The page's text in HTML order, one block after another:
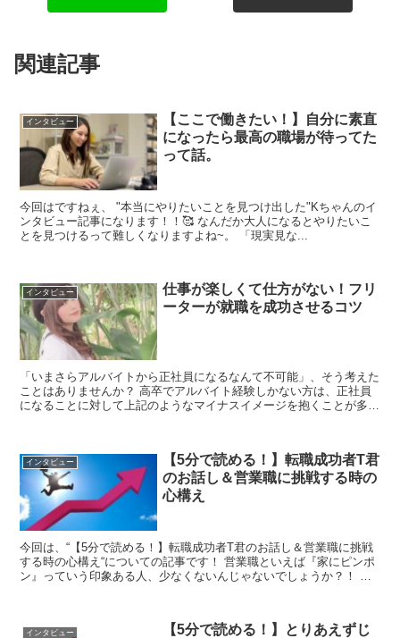
関連記事
インタビュー
【ここで働きたい！】自分に素直
になったら最高の職場が待ってた
って話。
今回はですねぇ、 "本当にやりたいことを見つけ出した"Kちゃんのイ
ンタビュー記事になります！！🥰 なんだか大人になるとやりたいこ
とを見つけるって難しくなりますよね~。 「現実見な...
インタビュー
仕事が楽しくて仕方がない！フリ
ーターが就職を成功させるコツ
「いまさらアルバイトから正社員になるなんて不可能」、そう考えた
ことはありませんか？ 高卒でアルバイト経験しかない方は、正社員
になることに対して上記のようなマイナスイメージを抱くことが多い
インタビュー
【5分で読める！】転職成功者T君
のお話し＆営業職に挑戦する時の
心構え
今回は、“【5分で読める！】転職成功者T君のお話し＆営業職に挑戦
する時の心構え“についての記事です！ 営業職といえば『家にピンポ
ン』っていう印象ある人、少なくないんじゃないでしょうか？！ 投
インタビュー
【5分で読める！】とりあえずじ